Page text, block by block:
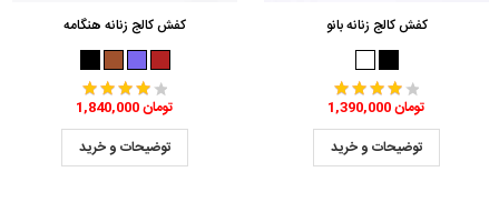
کفش کالج زنانه بانو
1,390,000 تومان
توضیحات و خرید
کفش کالج زنانه هنگامه
1,840,000 تومان
توضیحات و خرید